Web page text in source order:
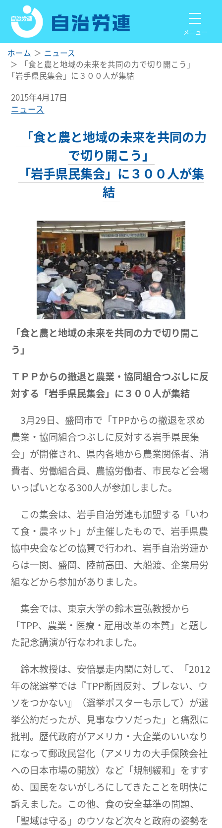
メニュー
ホーム
ニュース
「食と農と地域の未来を共同の力で切り開こう」
「岩手県民集会」に３００人が集結
2015年4月17日
ニュース
「食と農と地域の未来を共同の力
で切り開こう」
「岩手県民集会」に３００人が集
結
「食と農と地域の未来を共同の力で切り開こ
う」
ＴＰＰからの撤退と農業・協同組合つぶしに反
対する「岩手県民集会」に３００人が集結
3月29日、盛岡市で「TPPからの撤退を求め
農業・協同組合つぶしに反対する岩手県民集
会」が開催され、県内各地から農業関係者、消
費者、労働組合員、農協労働者、市民など会場
いっぱいとなる300人が参加しました。
この集会は、岩手自治労連も加盟する「いわ
て食・農ネット」が主催したもので、岩手県農
協中央会などの協賛で行われ、岩手自治労連か
らは一関、盛岡、陸前高田、大船渡、企業局労
組などから参加がありました。
集会では、東京大学の鈴木宣弘教授から
「TPP、農業・医療・雇用改革の本質」と題し
た記念講演が行なわれました。
鈴木教授は、安倍暴走内閣に対して、「2012
年の総選挙では『TPP断固反対、ブレない、ウ
ソをつかない』（選挙ポスターも示して）が選
挙公約だったが、見事なウソだった」と痛烈に
批判。歴代政府がアメリカ・大企業のいいなり
になって郵政民営化（アメリカの大手保険会社
への日本市場の開放）など「規制緩和」をすす
め、国民をないがしろにしてきたことを明快に
訴えました。この他、食の安全基準の問題、
「聖域は守る」のウソなど次々と政府の姿勢を